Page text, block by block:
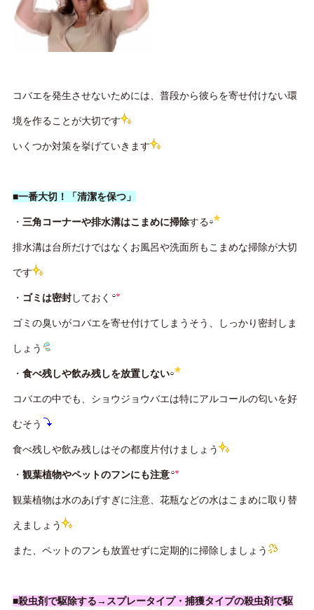
コバエを発生させないためには、普段から彼らを寄せ付けない環
境を作ることが大切です
いくつか対策を挙げていきます
■一番大切！「清潔を保つ」
・ 三角コーナーや排水溝はこまめに掃除する
排水溝は台所だけではなくお風呂や洗面所もこまめな掃除が大切
です
・ ゴミは密封しておく
ゴミの臭いがコバエを寄せ付けてしまうそう、しっかり密封しま
しょう
・ 食べ残しや飲み残しを放置しない
コバエの中でも、ショウジョウバエは特にアルコールの匂いを好
むそう
食べ残しや飲み残しはその都度片付けましょう
・ 観葉植物やペットのフンにも注意
観葉植物は水のあげすぎに注意、花瓶などの水はこまめに取り替
えましょう
また、ペットのフンも放置せずに定期的に掃除しましょう
■殺虫剤で駆除する→スプレータイプ・捕獲タイプの殺虫剤で駆